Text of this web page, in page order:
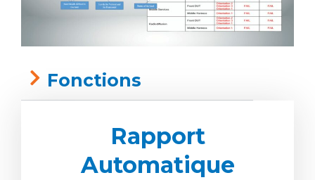
Fonctions
Rapport
Automatique